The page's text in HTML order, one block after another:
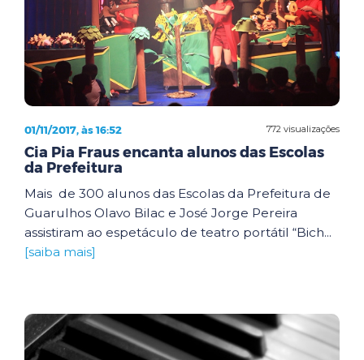
772 visualizações
01/11/2017, às 16:52
Cia Pia Fraus encanta alunos das Escolas
da Prefeitura
Mais de 300 alunos das Escolas da Prefeitura de
Guarulhos Olavo Bilac e José Jorge Pereira
assistiram ao espetáculo de teatro portátil “Bich...
[saiba mais]